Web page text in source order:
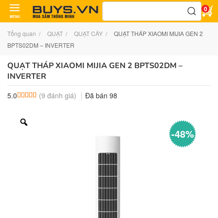
MENU
Tìm
0
Tổng quan QUẠT QUẠT CÂY
QUẠT THÁP XIAOMI MIJIA GEN 2
BPTS02DM – INVERTER
QUẠT THÁP XIAOMI MIJIA GEN 2 BPTS02DM –
INVERTER
5.0 5.0 trên 5 dựa trên
9 đánh giá
(9 đánh giá) Đã bán 98
-48%